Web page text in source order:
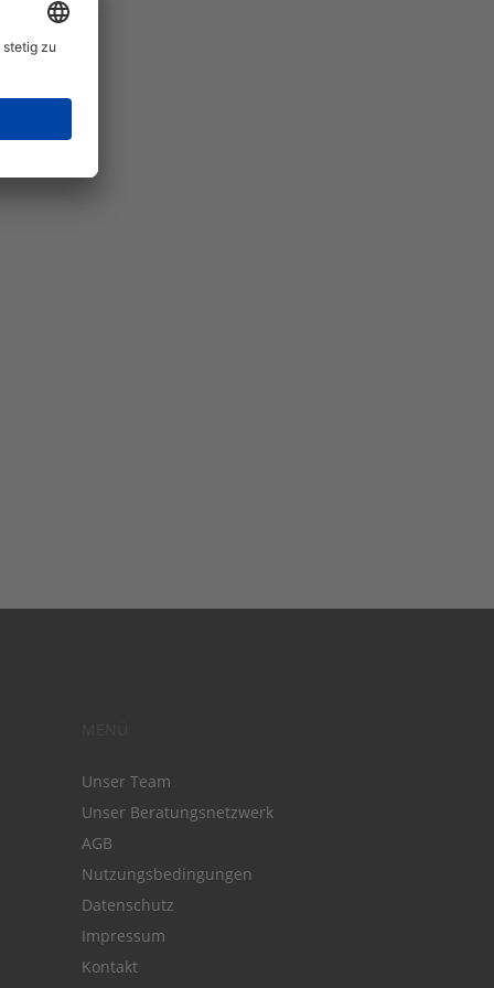
Unser Team
Unser Beratungsnetzwerk
AGB
Nutzungsbedingungen
Datenschutz
Impressum
Kontakt